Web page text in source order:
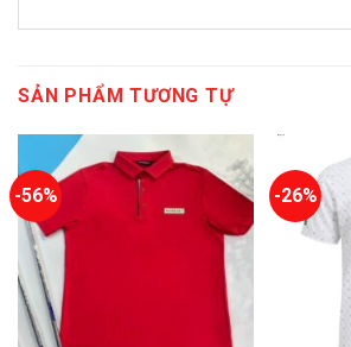
SẢN PHẨM TƯƠNG TỰ
-56% -26%